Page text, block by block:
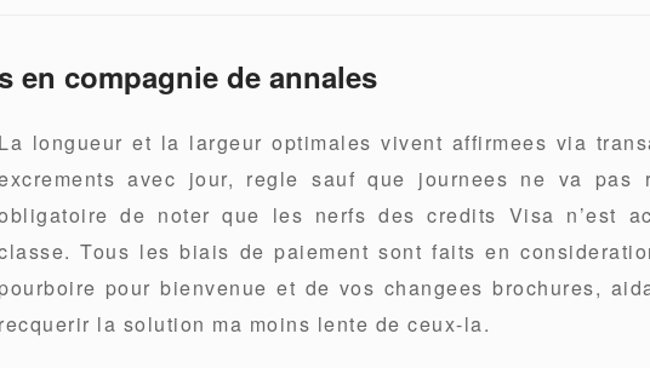
en compagnie de annales
La longueur et la largeur optimales vivent affirmees via
avec jour, regle sauf que journees ne va pas
de noter que les nerfs des credits Visa n’est
Tous les biais de paiement sont faits en
pourboire pour bienvenue et de vos changees brochures,
recquerir la solution ma moins lente de ceux-la.